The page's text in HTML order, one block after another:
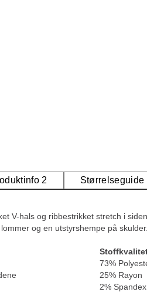
2 Størrelseguide
V-hals og ribbestrikket stretch i
og en utstyrshempe på skulder.
73%
25% Rayon
2% Spandex